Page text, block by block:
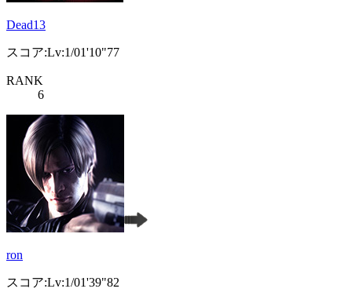
Dead13
スコア:Lv:1/01'10"77
RANK
6
ron
スコア:Lv:1/01'39"82